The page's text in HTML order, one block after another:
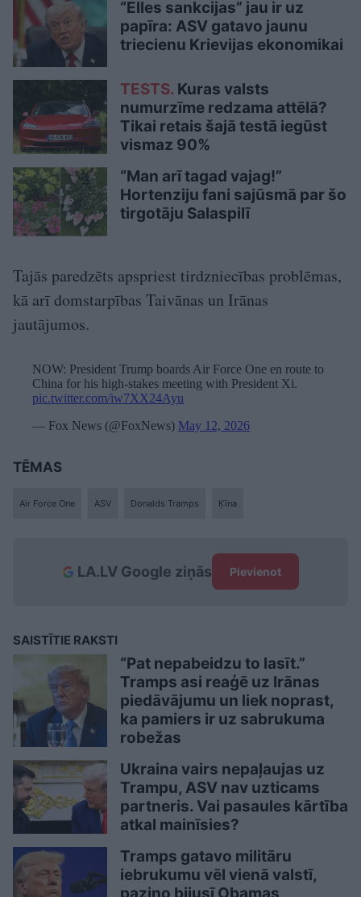
“Elles sankcijas” jau ir uz
papīra: ASV gatavo jaunu
triecienu Krievijas ekonomikai
TESTS. Kuras valsts
numurzīme redzama attēlā?
Tikai retais šajā testā iegūst
vismaz 90%
“Man arī tagad vajag!”
Hortenziju fani sajūsmā par šo
tirgotāju Salaspilī
Tajās paredzēts apspriest tirdzniecības problēmas,
kā arī domstarpības Taivānas un Irānas
jautājumos.
NOW: President Trump boards Air Force One en route to
China for his high-stakes meeting with President Xi.
pic.twitter.com/iw7XX24Ayu
— Fox News (@FoxNews) May 12, 2026
TĒMAS
Air Force One ASV Donalds Tramps Ķīna
LA.LV Google ziņās Pievienot
SAISTĪTIE RAKSTI
“Pat nepabeidzu to lasīt.”
Tramps asi reaģē uz Irānas
piedāvājumu un liek noprast,
ka pamiers ir uz sabrukuma
robežas
Ukraina vairs nepaļaujas uz
Trampu, ASV nav uzticams
partneris. Vai pasaules kārtība
atkal mainīsies?
Tramps gatavo militāru
iebrukumu vēl vienā valstī,
paziņo bijusī Obamas